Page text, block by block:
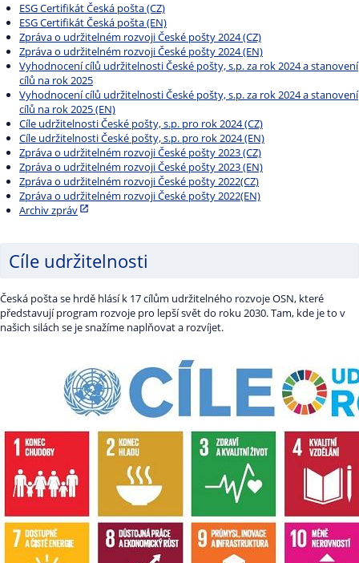
ESG Certifikát Česká pošta (CZ)
ESG Certifikát Česká pošta (EN)
Zpráva o udržitelném rozvoji České pošty 2024 (CZ)
Zpráva o udržitelném rozvoji České pošty 2024 (EN)
Vyhodnocení cílů udržitelnosti České pošty, s.p. za rok 2024 a stanovení
cílů na rok 2025
Vyhodnocení cílů udržitelnosti České pošty, s.p. za rok 2024 a stanovení
cílů na rok 2025 (EN)
Cíle udržitelnosti České pošty, s.p. pro rok 2024 (CZ)
Cíle udržitelnosti České pošty, s.p. pro rok 2024 (EN)
Zpráva o udržitelném rozvoji České pošty 2023 (CZ)
Zpráva o udržitelném rozvoji České pošty 2023 (EN)
Zpráva o udržitelném rozvoji České pošty 2022(CZ)
Zpráva o udržitelném rozvoji České pošty 2022(EN)
Archiv zpráv
Cíle udržitelnosti
Česká pošta se hrdě hlásí k 17 cílům udržitelného rozvoje OSN, které
představují program rozvoje pro lepší svět do roku 2030. Tam, kde je to v
našich silách se je snažíme naplňovat a rozvíjet.